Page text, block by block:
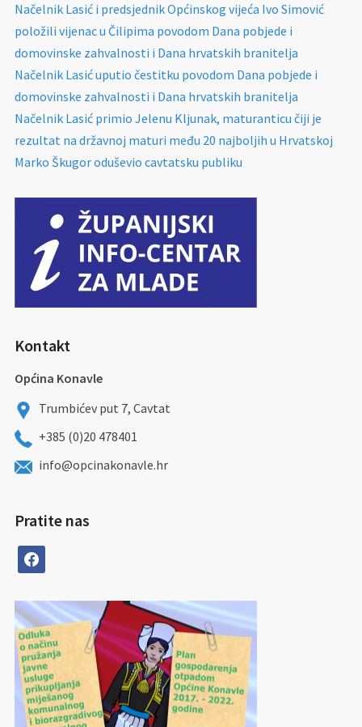
Načelnik Lasić i predsjednik Općinskog vijeća Ivo Simović
položili vijenac u Čilipima povodom Dana pobjede i
domovinske zahvalnosti i Dana hrvatskih branitelja
Načelnik Lasić uputio čestitku povodom Dana pobjede i
domovinske zahvalnosti i Dana hrvatskih branitelja
Načelnik Lasić primio Jelenu Kljunak, maturanticu čiji je
rezultat na državnoj maturi među 20 najboljih u Hrvatskoj
Marko Škugor oduševio cavtatsku publiku
Kontakt
Općina Konavle
Trumbićev put 7, Cavtat
+385 (0)20 478401
info@opcinakonavle.hr
Pratite nas
facebook